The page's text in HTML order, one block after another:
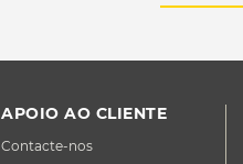
APOIO AO CLIENTE
Contacte-nos